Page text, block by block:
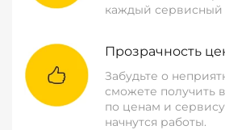
каждый сервисный
Прозрачность
Забудьте о
сможете
по ценам и
начнутся работы.